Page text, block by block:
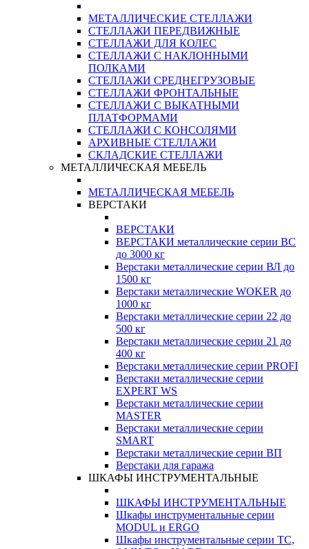
МЕТАЛЛИЧЕСКИЕ СТЕЛЛАЖИ
СТЕЛЛАЖИ ПЕРЕДВИЖНЫЕ
СТЕЛЛАЖИ ДЛЯ КОЛЕС
СТЕЛЛАЖИ С НАКЛОННЫМИ
ПОЛКАМИ
СТЕЛЛАЖИ СРЕДНЕГРУЗОВЫЕ
СТЕЛЛАЖИ ФРОНТАЛЬНЫЕ
СТЕЛЛАЖИ С ВЫКАТНЫМИ
ПЛАТФОРМАМИ
СТЕЛЛАЖИ С КОНСОЛЯМИ
АРХИВНЫЕ СТЕЛЛАЖИ
СКЛАДСКИЕ СТЕЛЛАЖИ
МЕТАЛЛИЧЕСКАЯ МЕБЕЛЬ
МЕТАЛЛИЧЕСКАЯ МЕБЕЛЬ
ВЕРСТАКИ
ВЕРСТАКИ
ВЕРСТАКИ металлические серии ВС
до 3000 кг
Верстаки металлические серии ВЛ до
1500 кг
Верстаки металлические WOKER до
1000 кг
Верстаки металлические серии 22 до
500 кг
Верстаки металлические серии 21 до
400 кг
Верстаки металлические серии PROFI
Верстаки металлические серии
EXPERT WS
Верстаки металлические серии
MASTER
Верстаки металлические серии
SMART
Верстаки металлические серии ВП
Верстаки для гаража
ШКАФЫ ИНСТРУМЕНТАЛЬНЫЕ
ШКАФЫ ИНСТРУМЕНТАЛЬНЫЕ
Шкафы инструментальные серии
MODUL и ERGO
Шкафы инструментальные серии ТС,